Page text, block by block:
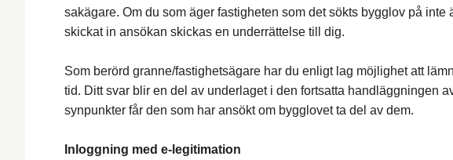
sakägare. Om du som äger fastigheten som det sökts bygglov på inte
skickat in ansökan skickas en underrättelse till dig.
Som berörd granne/fastighetsägare har du enligt lag möjlighet att
tid. Ditt svar blir en del av underlaget i den fortsatta handläggningen
synpunkter får den som har ansökt om bygglovet ta del av dem.
Inloggning med e-legitimation